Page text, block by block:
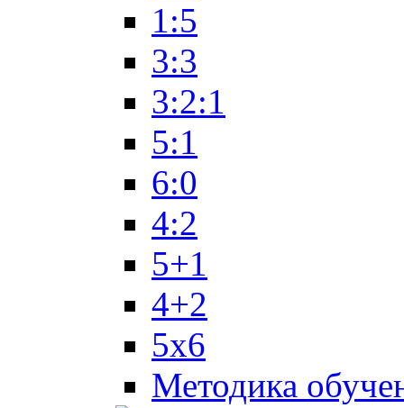
1:5
3:3
3:2:1
5:1
6:0
4:2
5+1
4+2
5x6
Методика